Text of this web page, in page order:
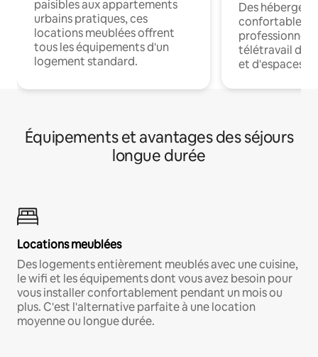
paisibles aux appartements
urbains pratiques, ces
locations meublées offrent
tous les équipements d'un
logement standard.
Des
confortables
professionnels
télétravail
et d'espaces
Équipements et avantages des séjours
longue durée
Locations meublées
Des logements entièrement meublés avec une cuisine,
le wifi et les équipements dont vous avez besoin pour
vous installer confortablement pendant un mois ou
plus. C'est l'alternative parfaite à une location
moyenne ou longue durée.